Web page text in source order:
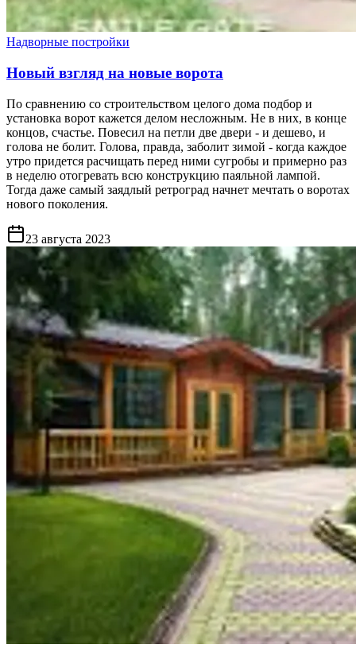
Надворные постройки
Новый взгляд на новые ворота
По сравнению со строительством целого дома подбор и
установка ворот кажется делом несложным. Не в них, в конце
концов, счастье. Повесил на петли две двери - и дешево, и
голова не болит. Голова, правда, заболит зимой - когда каждое
утро придется расчищать перед ними сугробы и примерно раз
в неделю отогревать всю конструкцию паяльной лампой.
Тогда даже самый заядлый ретроград начнет мечтать о воротах
нового поколения.
23 августа 2023